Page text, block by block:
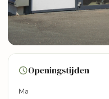
Bekijk kaart
Openingstijden
Ma